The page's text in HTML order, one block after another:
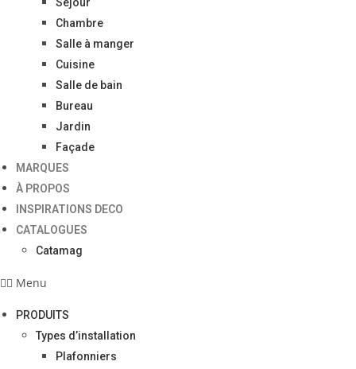
Chambre
Salle à manger
Cuisine
Salle de bain
Bureau
Jardin
Façade
MARQUES
À PROPOS
INSPIRATIONS DECO
CATALOGUES
Catamag
Menu
PRODUITS
Types d’installation
Plafonniers